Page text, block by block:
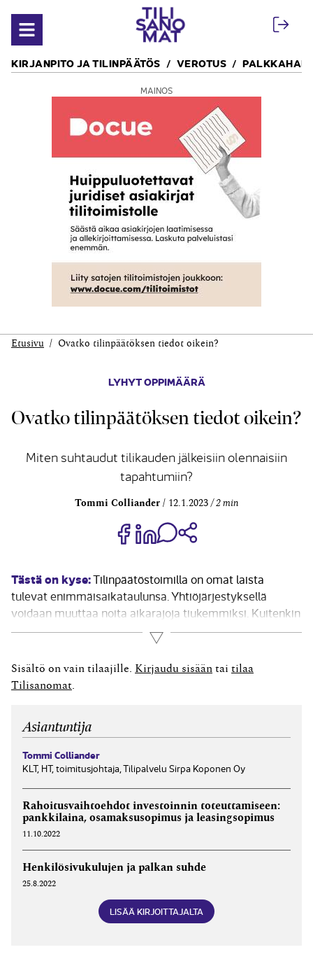
Avaa valikko
KIRJANPITO JA TILINPÄÄTÖS VEROTUS
MAINOS
Etusivu Ovatko tilinpäätöksen tiedot oikein?
LYHYT OPPIMÄÄRÄ
Ovatko tilinpäätöksen tiedot oikein?
Miten suhtaudut tilikauden jälkeisiin olennaisiin
tapahtumiin?
Tommi Colliander 12.1.2023 2 min
Jaa Share on Facebook
Jaa Share on LinkedIn
Jaa WhatsApp-viestinä
Tästä on kyse:Tilinpäätöstoimilla on omat laista
tulevat enimmäisaikataulunsa. Yhtiöjärjestyksellä
voidaan muuttaa noita aikarajoja tiukemmiksi. Kuitenkin
esimerkiksi asunto-osakeyhtiölaki lieventää tiukkoja
yhtiöjärjestysmääräyksiä sallivammaksi. Viime vuosien
poikkeusolot ovat tiettyjen vuosien osalta lieventäneet
osaa alla olevista määräajoista. Hallituksen ja
Lue lisää
Sisältö on vain tilaajille. Kirjaudu sisään tai tilaa
Tilisanomat
Asiantuntija
Tommi Colliander
KLT, HT, toimitusjohtaja, Tilipalvelu Sirpa Koponen Oy
Rahoitus­vaihto­ehdot investoinnin toteut­tamiseen:
pankki­laina, osa­maksu­sopimus ja leasing­sopimus
11.10.2022
Henkilö­sivukulujen ja palkan suhde
25.8.2022
LISÄÄ KIRJOITTAJALTA